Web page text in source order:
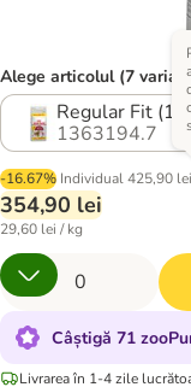
Alege articolul (7
Regular Fit
1363194.7
-16.67% Individual425,90 lei
354,90 lei
29,60 lei / kg
Câștigă 71
Livrarea în 1-4 zile